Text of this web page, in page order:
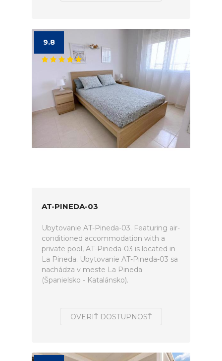
9.8
AT-PINEDA-03
Ubytovanie AT-Pineda-03. Featuring air-
conditioned accommodation with a
private pool, AT-Pineda-03 is located in
La Pineda. Ubytovanie AT-Pineda-03 sa
nachádza v meste La Pineda
(Španielsko - Katalánsko).
OVERIŤ DOSTUPNOSŤ